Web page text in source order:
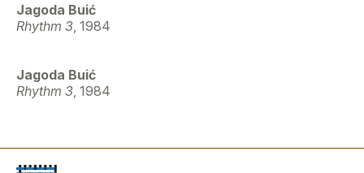
Jagoda Buić
Rhythm 3 , 1984
Jagoda Buić
Rhythm 3 , 1984